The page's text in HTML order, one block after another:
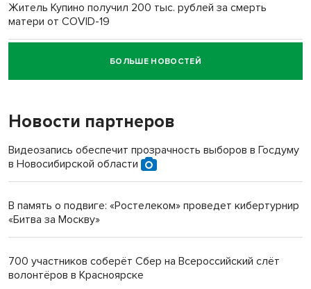
Житель Купино получил 200 тыс. рублей за смерть
матери от COVID-19
Новосибирский суд наказал водителя за смерть
пенсионерки на вокзале
БОЛЬШЕ НОВОСТЕЙ
Новости партнеров
Видеозапись обеспечит прозрачность выборов в Госдуму
в Новосибирской области
В память о подвиге: «Ростелеком» проведет кибертурнир
«Битва за Москву»
700 участников соберёт Сбер на Всероссийский слёт
волонтёров в Красноярске